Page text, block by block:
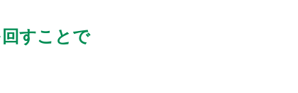
すことで